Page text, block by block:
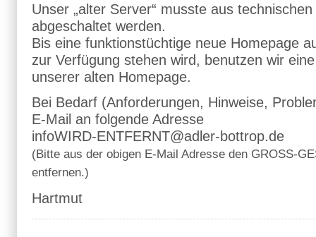
Unser alter Server
musste aus
abgeschaltet werden.
Bis eine funktionstüchtige neue Homepage
zur Verfügung stehen wird, benutzen wir
unserer alten Homepage.
Bei Bedarf (Anforderungen, Hinweise,
E-Mail an folgende Adresse
infoWIRD-ENTFERNT@adler-bottrop.de
(Bitte aus der obigen E-Mail Adresse den GROSS-
entfernen.)
Hartmut